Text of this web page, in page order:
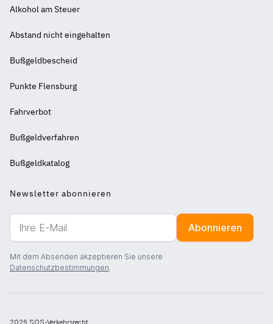
Alkohol am Steuer
Abstand nicht eingehalten
Weiterführende
-
Bußgeldbescheid
Punkte Flensburg
Fahrverbot
Bußgeldverfahren
Bußgeldkatalog
Newsletter abonnieren
Ihre
Mail
Abonnieren
Mit dem Absenden akzeptieren Sie unsere
Datenschutzbestimmungen.